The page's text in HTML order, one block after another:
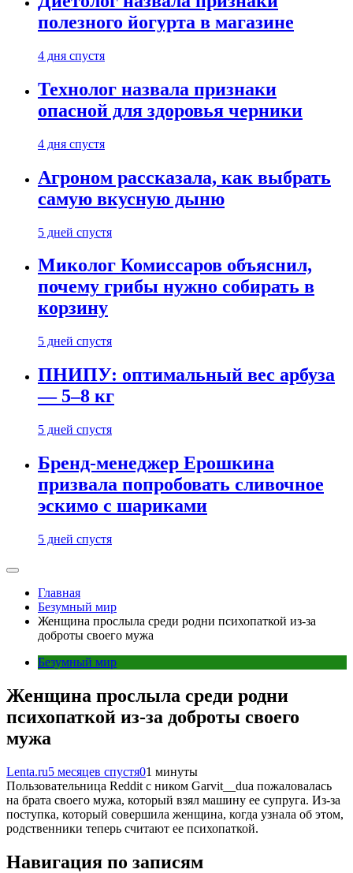
полезного йогурта в магазине
4 дня спустя
Технолог назвала признаки
опасной для здоровья черники
4 дня спустя
Агроном рассказала, как выбрать
самую вкусную дыню
5 дней спустя
Миколог Комиссаров объяснил,
почему грибы нужно собирать в
корзину
5 дней спустя
ПНИПУ: оптимальный вес арбуза
— 5–8 кг
5 дней спустя
Бренд-менеджер Ерошкина
призвала попробовать сливочное
эскимо с шариками
5 дней спустя
Главная
Безумный мир
Женщина прослыла среди родни психопаткой из-за
доброты своего мужа
Безумный мир
Женщина прослыла среди родни
психопаткой из-за доброты своего
мужа
Lenta.ru5 месяцев спустя01 минуты
Пользовательница Reddit с ником Garvit__dua пожаловалась
на брата своего мужа, который взял машину ее супруга. Из-за
поступка, который совершила женщина, когда узнала об этом,
родственники теперь считают ее психопаткой.
Навигация по записям